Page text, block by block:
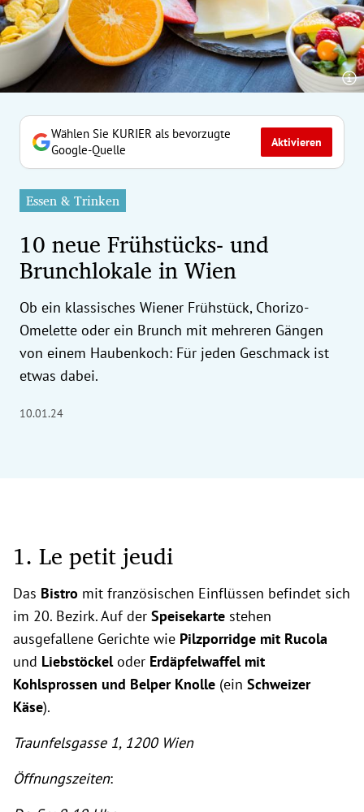
Untermenü
Untermenü
Untermenü
Untermenü
Untermenü
Untermenü
Untermenü
Untermenü
Wählen Sie KURIER als bevorzugte
Google-Quelle
Aktivieren
Essen & Trinken
10 neue Frühstücks- und
Brunchlokale in Wien
Ob ein klassisches Wiener Frühstück, Chorizo-
Omelette oder ein Brunch mit mehreren Gängen
von einem Haubenkoch: Für jeden Geschmack ist
etwas dabei.
10.01.24
1. Le petit jeudi
Das Bistro mit französischen Einflüssen befindet sich
im 20. Bezirk. Auf der Speisekarte stehen
ausgefallene Gerichte wie Pilzporridge mit Rucola
und Liebstöckeloder Erdäpfelwaffel mit
Kohlsprossen und Belper Knolle (ein Schweizer
Käse).
Traunfelsgasse 1, 1200 Wien
Öffnungszeiten: